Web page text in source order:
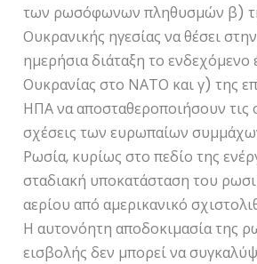
των ρωσόφωνων πληθυσμών β)
Ουκρανικής ηγεσίας να θέσει
ημερήσια διάταξη το ενδεχόμενο
Ουκρανίας στο ΝΑΤΟ και γ) της
ΗΠΑ να αποσταθεροποιήσουν τις
σχέσεις των ευρωπαίων
Ρωσία, κυρίως στο πεδίο της
σταδιακή υποκατάσταση του
αερίου από αμερικανικό
Η αυτονόητη αποδοκιμασία της
εισβολής δεν μπορεί να